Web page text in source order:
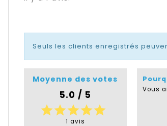
Seuls les clients enregistrés
Moyenne des votes
5.0 / 5
starstarstarstarstar
1 avis
Vous